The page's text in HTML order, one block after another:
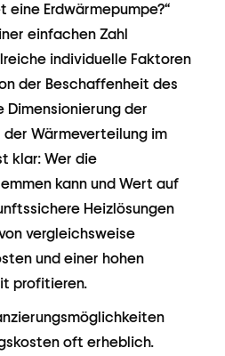
eine Erdwärmepumpe?“
einfachen Zahl
individuelle Faktoren
der Beschaffenheit des
Dimensionierung der
Wärmeverteilung im
klar: Wer die
kann und Wert auf
Heizlösungen
vergleichsweise
und einer hohen
profitieren.
oft erheblich.